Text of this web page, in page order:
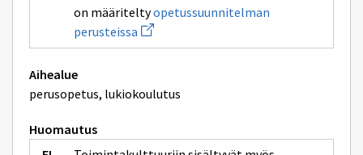
sivulle
oppilaitoksessa
on määriteltyopetussuunnitelman
perusteissa Avaa
uuden
ikkunan
perusteissa
Aihealue
perusopetus, lukiokoulutus
Huomautus